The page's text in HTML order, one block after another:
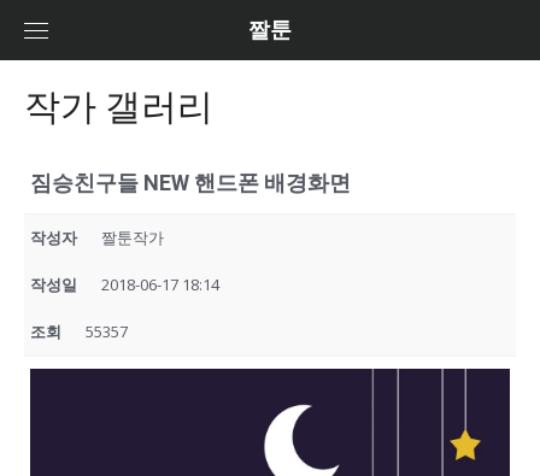
짤툰
작가 갤러리
짐승친구들 NEW 핸드폰 배경화면
작성자 짤툰작가
작성일 2018-06-17 18:14
조회 55357